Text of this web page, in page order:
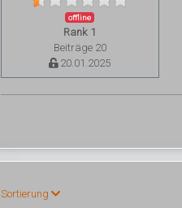
offline
Rank 1
Beiträge 20
20.01.2025
Sortierung